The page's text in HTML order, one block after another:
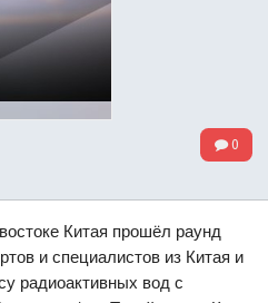
0
Китая прошёл раунд
и специалистов из Китая и
радиоактивных вод с